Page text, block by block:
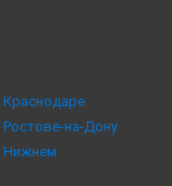
Краснодаре
Ростове-на-Дону
Нижнем